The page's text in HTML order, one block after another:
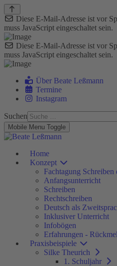
Diese E-Mail-Adresse ist vor
muss JavaScript eingeschaltet sein.
Diese E-Mail-Adresse ist vor
muss JavaScript eingeschaltet sein.
Über Beate Leßmann
Termine
Instagram
Suchen
Mobile Menu Toggle
Home
Konzept
Fachtagung Schreiben
Anfangsunterricht
Schreiben
Rechtschreiben
Deutsch als
Inklusiver Unterricht
Infobögen
Erfahrungen -
Praxisbeispiele
Silke Theurich
1. Schuljahr